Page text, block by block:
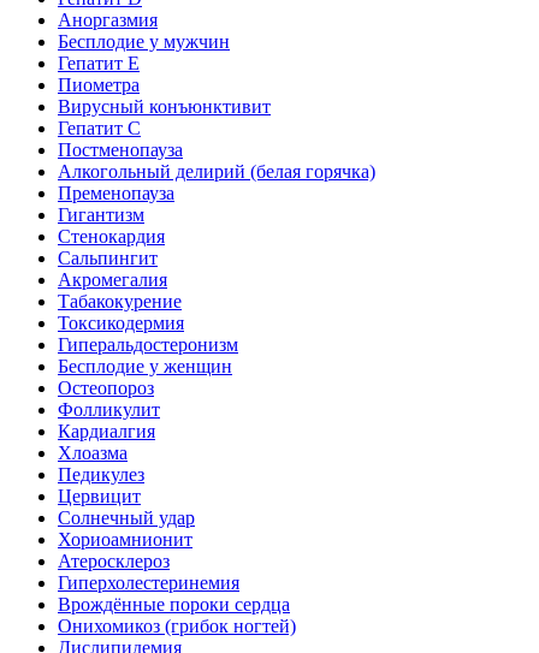
Аноргазмия
Бесплодие у мужчин
Гепатит E
Пиометра
Вирусный конъюнктивит
Гепатит C
Постменопауза
Алкогольный делирий (белая горячка)
Пременопауза
Гигантизм
Стенокардия
Сальпингит
Акромегалия
Табакокурение
Токсикодермия
Гиперальдостеронизм
Бесплодие у женщин
Остеопороз
Фолликулит
Кардиалгия
Хлоазма
Педикулез
Цервицит
Солнечный удар
Хориоамнионит
Атеросклероз
Гиперхолестеринемия
Врождённые пороки сердца
Онихомикоз (грибок ногтей)
Дислипидемия